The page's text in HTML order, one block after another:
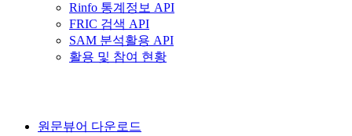
Rinfo 통계정보 API
FRIC 검색 API
SAM 분석활용 API
활용 및 참여 현황
원문뷰어 다운로드